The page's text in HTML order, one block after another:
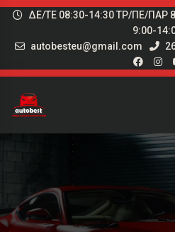
ΔΕ/ΤΕ 08:30-14:30 ΤΡ/ΠΕ/ΠΑΡ
9:00-
autobesteu@gmail.com